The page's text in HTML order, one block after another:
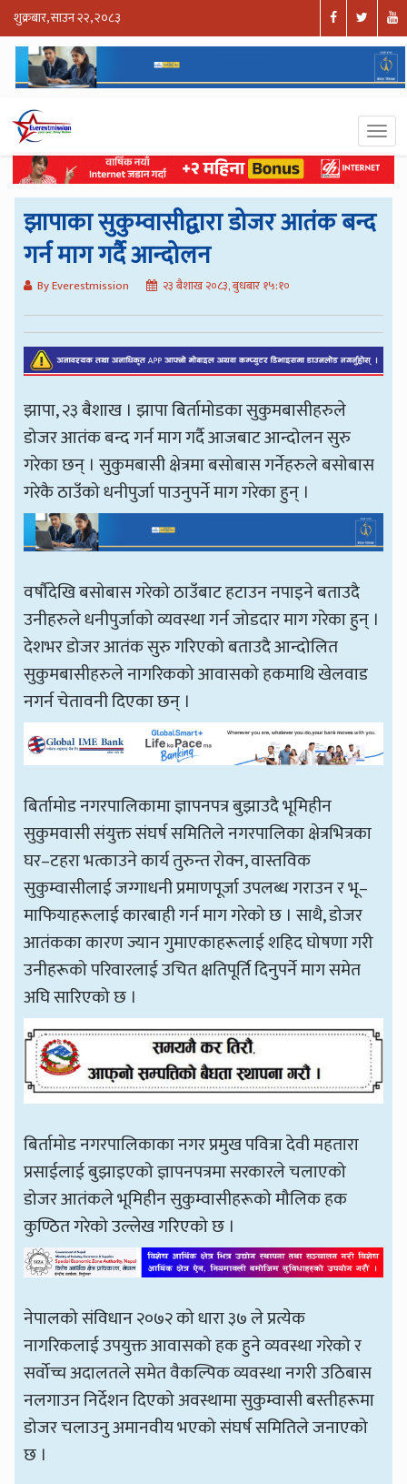
शुक्रबार, साउन २२, २०८३
झापाका सुकुम्वासीद्वारा डोजर आतंक बन्द
गर्न माग गर्दै आन्दोलन
By Everestmission २३ बैशाख २०८३, बुधबार १५:१०
झापा, २३ बैशाख । झापा बिर्तामोडका सुकुमबासीहरुले
डोजर आतंक बन्द गर्न माग गर्दै आजबाट आन्दोलन सुरु
गरेका छन् । सुकुमबासी क्षेत्रमा बसोबास गर्नेहरुले बसोबास
गरेकै ठाउँको धनीपुर्जा पाउनुपर्ने माग गरेका हुन् ।
वर्षौदेखि बसोबास गरेको ठाउँबाट हटाउन नपाइने बताउदै
उनीहरुले धनीपुर्जाको व्यवस्था गर्न जोडदार माग गरेका हुन् ।
देशभर डोजर आतंक सुरु गरिएको बताउदै आन्दोलित
सुकुमबासीहरुले नागरिकको आवासको हकमाथि खेलवाड
नगर्न चेतावनी दिएका छन् ।
बिर्तामोड नगरपालिकामा ज्ञापनपत्र बुझाउदै भूमिहीन
सुकुमवासी संयुक्त संघर्ष समितिले नगरपालिका क्षेत्रभित्रका
घर–टहरा भत्काउने कार्य तुरुन्त रोक्न, वास्तविक
सुकुम्वासीलाई जग्गाधनी प्रमाणपूर्जा उपलब्ध गराउन र भू–
माफियाहरूलाई कारबाही गर्न माग गरेको छ । साथै, डोजर
आतंकका कारण ज्यान गुमाएकाहरूलाई शहिद घोषणा गरी
उनीहरूको परिवारलाई उचित क्षतिपूर्ति दिनुपर्ने माग समेत
अघि सारिएको छ ।
बिर्तामोड नगरपालिकाका नगर प्रमुख पवित्रा देवी महतारा
प्रसाईलाई बुझाइएको ज्ञापनपत्रमा सरकारले चलाएको
डोजर आतंकले भूमिहीन सुकुम्वासीहरूको मौलिक हक
कुण्ठित गरेको उल्लेख गरिएको छ ।
नेपालको संविधान २०७२ को धारा ३७ ले प्रत्येक
नागरिकलाई उपयुक्त आवासको हक हुने व्यवस्था गरेको र
सर्वोच्च अदालतले समेत वैकल्पिक व्यवस्था नगरी उठिबास
नलगाउन निर्देशन दिएको अवस्थामा सुकुम्वासी बस्तीहरूमा
डोजर चलाउनु अमानवीय भएको संघर्ष समितिले जनाएको
छ ।